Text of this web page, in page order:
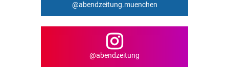
@abendzeitung.muenchen
@abendzeitung